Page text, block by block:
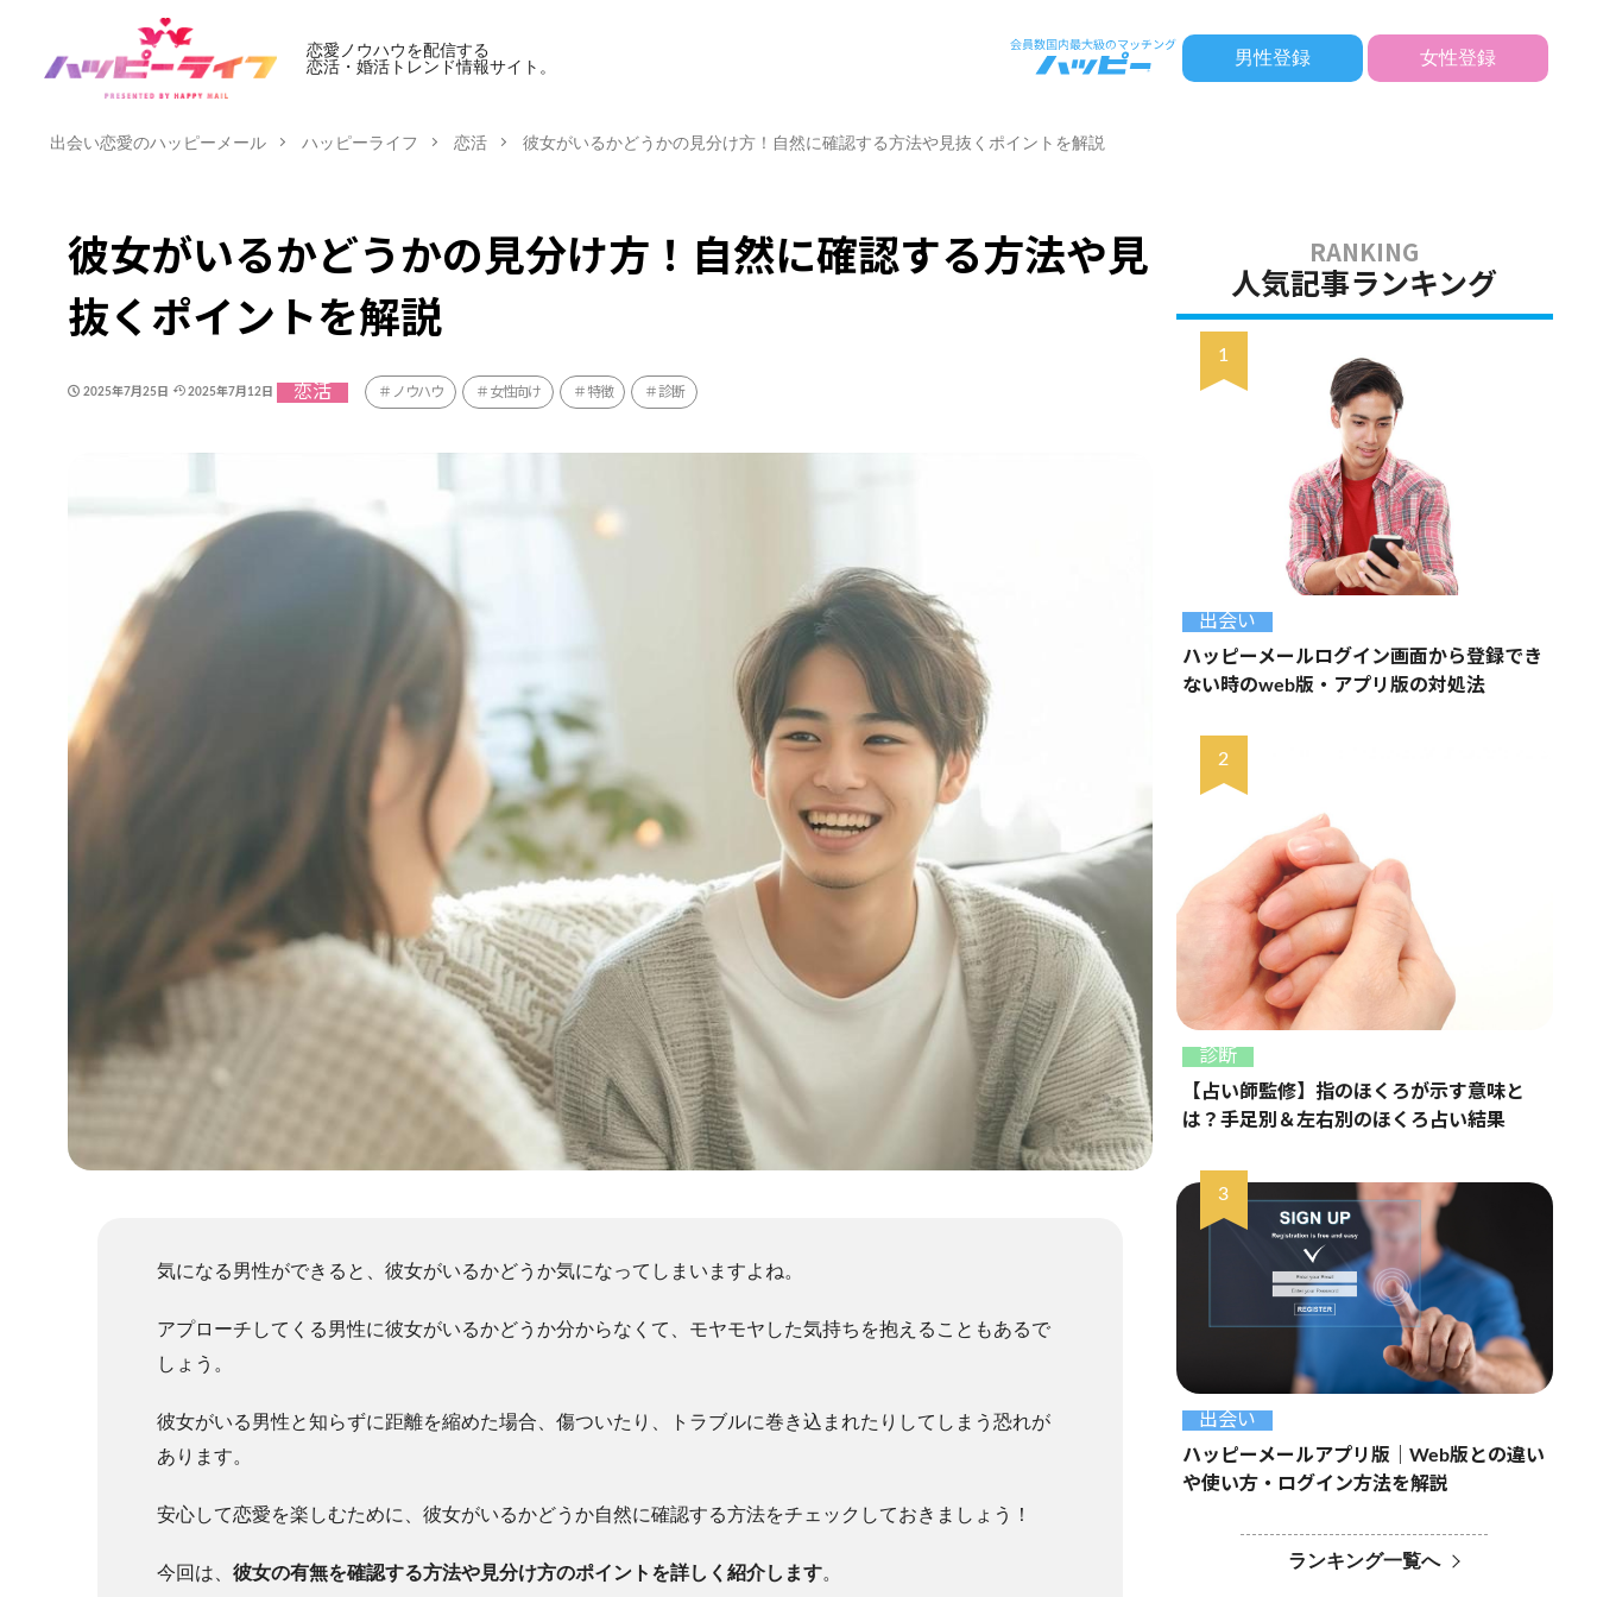
恋愛ノウハウを配信する
恋活・婚活トレンド情報サイト。
男性登録 女性登録
出会い恋愛のハッピーメール ハッピーライフ 恋活 彼女がいるかどうかの見分け方！自然に確認する方法や見抜くポイントを解説
彼女がいるかどうかの見分け方！自然に確認する方法や見
抜くポイントを解説
2025年7月25日 2025年7月12日 恋活 ノウハウ 女性向け 特徴 診断
気になる男性ができると、彼女がいるかどうか気になってしまいますよね。
アプローチしてくる男性に彼女がいるかどうか分からなくて、モヤモヤした気持ちを抱えることもあるで
しょう。
彼女がいる男性と知らずに距離を縮めた場合、傷ついたり、トラブルに巻き込まれたりしてしまう恐れが
あります。
安心して恋愛を楽しむために、彼女がいるかどうか自然に確認する方法をチェックしておきましょう！
今回は、 彼女の有無を確認する方法や見分け方のポイントを詳しく紹介します。
人気記事ランキング
出会い
ハッピーメールログイン画面から登録でき
ない時のweb版・アプリ版の対処法
診断
【占い師監修】指のほくろが示す意味と
は？手足別＆左右別のほくろ占い結果
出会い
ハッピーメールアプリ版｜Web版との違い
や使い方・ログイン方法を解説
ランキング一覧へ